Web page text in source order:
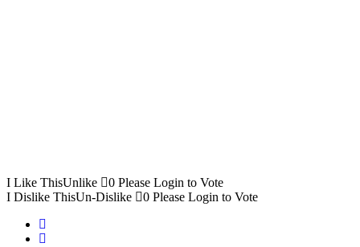
I Like ThisUnlike 0 Please Login to Vote
I Dislike ThisUn-Dislike 0 Please Login to Vote